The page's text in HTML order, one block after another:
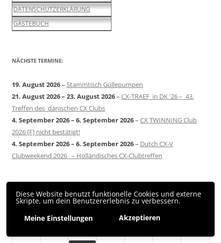
Diese Website benutzt funktionelle Cookies und externe
Skripte, um dein Benutzererlebnis zu verbessern.
Meine Einstellungen
Akzeptieren
DATENSCHUTZERKLÄRUNG
GÄSTEBUCH
NÄCHSTE TERMINE:
19. August 2026– Stammtisch Güllepumpen
21. August 2026– 23. August 2026– CX-TRAEF in DK '26 – 43.
Treffen des dänischen CX Clubs
4. September 2026– 6. September 2026– CX TWINNING Club
2026 [F] nicht bestätigt!
4. September 2026– 6. September 2026– Dutch CX-V
Clubweekend 2026 – Holländisches CX-Clubtreffen
Veranstaltungen im April 2026
MoMontag
DiDienstag
MiMittwoch
DoDonnerstag
FrFreitag
SaSamstag
3030.
3131.
11.
2.
33.
April